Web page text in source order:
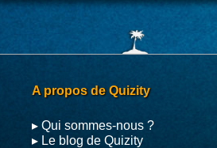
A propos de Quizity
▸ Qui sommes-nous ?
▸ Le blog de Quizity